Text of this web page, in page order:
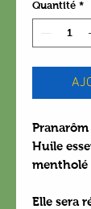
Quantité *
Pranarôm
Huile
mentholé
Elle sera